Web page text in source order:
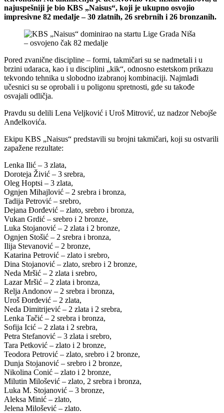
najuspešniji je bio KBS „Naisus“, koji je ukupno osvojio
impresivne 82 medalje – 30 zlatnih, 26 srebrnih i 26 bronzanih.
Pored zvanične discipline – formi, takmičari su se nadmetali i u
brzini udaraca, kao i u disciplini „kik“, odnosno estetskom prikazu
tekvondo tehnika u slobodno izabranoj kombinaciji. Najmlađi
učesnici su se oprobali i u poligonu spretnosti, gde su takođe
osvajali odličja.
Pravdu su delili Lena Veljković i Uroš Mitrović, uz nadzor Nebojše
Anđelkovića.
Ekipu KBS „Naisus“ predstavili su brojni takmičari, koji su ostvarili
zapažene rezultate:
Lenka Ilić – 3 zlata,
Doroteja Živić – 3 srebra,
Oleg Hoptsi – 3 zlata,
Ognjen Mihajlović – 2 srebra i bronza,
Tadija Petrović – srebro,
Dejana Đorđević – zlato, srebro i bronza,
Vukan Grdić – srebro i 2 bronze,
Luka Stojanović – 2 zlata i 2 bronze,
Ognjen Stošić – 2 srebra i bronza,
Ilija Stevanović – 2 bronze,
Katarina Petrović – zlato i srebro,
Dina Stojanović – zlato, srebro i 2 bronze,
Neda Mršić – 2 zlata i srebro,
Lazar Mršić – 2 zlata i bronza,
Relja Andonov – 2 srebra i bronza,
Uroš Đorđević – 2 zlata,
Neda Dimitrijević – 2 zlata i 2 srebra,
Lenka Tačić – 2 srebra i bronza,
Sofija Icić – 2 zlata i 2 srebra,
Petra Stefanović – 3 zlata i srebro,
Tara Petković – zlato i 2 bronze,
Teodora Petrović – zlato, srebro i 2 bronze,
Dunja Stojanović – srebro i 2 bronze,
Nikolina Conić – zlato i 2 bronze,
Milutin Milošević – zlato, 2 srebra i bronza,
Luka M. Stojanović – 3 bronze,
Aleksa Minić – zlato,
Jelena Milošević – zlato.